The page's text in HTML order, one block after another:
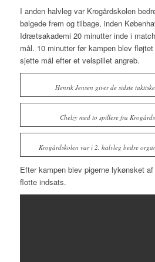
I anden halvleg var Krogårdskolen
bølgede frem og tilbage, inden
Idrætsakademi 20 minutter inde i
mål. 10 minutter før kampen blev
sjette mål efter et velspillet angreb.
Henrik Jensen giver de sidste
Chelzy med to spillere fra
Krogårdskolen var i 2. halvleg bedre
Efter kampen blev pigerne lykønsket
flotte indsats.